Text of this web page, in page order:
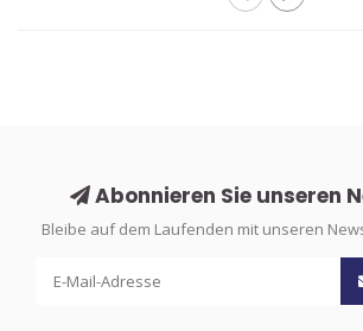
Abonnieren Sie unseren
Bleibe auf dem Laufenden mit unseren